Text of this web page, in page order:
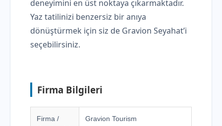
deneyimini en üst noktaya çıkarmaktadır.
Yaz tatilinizi benzersiz bir anıya
dönüştürmek için siz de Gravion Seyahat’i
seçebilirsiniz.
Firma Bilgileri
Firma /
Gravion Tourism